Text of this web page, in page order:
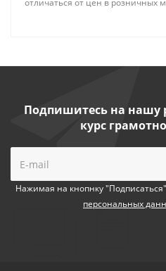
отличаться от цен в розничных
Подпишитесь на нашу
курс
Нажимая на кнопнку
персональных